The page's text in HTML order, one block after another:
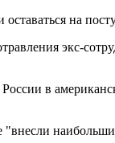
на
экс-
в
"внесли